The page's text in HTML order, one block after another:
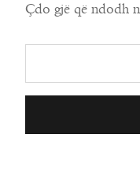
Çdo gjë që ndodh